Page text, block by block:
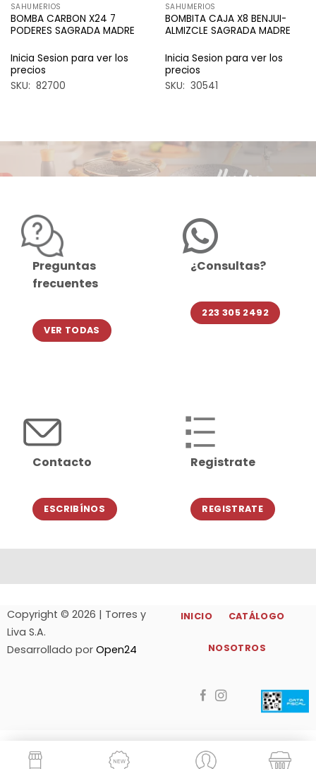
SAHUMERIOS
BOMBA CARBON X24 7
PODERES SAGRADA MADRE
Inicia Sesion para ver los
precios
SKU: 82700
SAHUMERIOS
BOMBITA CAJA X8 BENJUI-
ALMIZCLE SAGRADA MADRE
Inicia Sesion para ver los
precios
SKU: 30541
Preguntas
frecuentes
VER TODAS
¿Consultas?
223 305 2492
Contacto
ESCRIBÍNOS
Registrate
REGISTRATE
Copyright © 2026 | Torres y
Liva S.A.
Desarrollado por Open24
INICIO CATÁLOGO
NOSOTROS